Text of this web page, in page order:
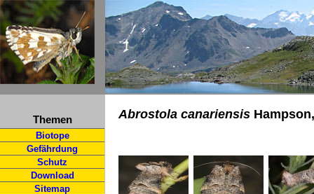
Themen
Biotope
Gefährdung
Schutz
Download
Sitemap
Abrostola canariensis